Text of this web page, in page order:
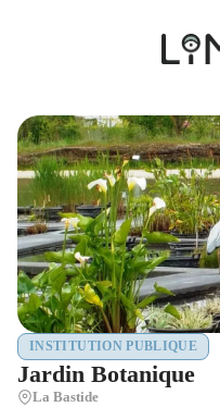
INSTITUTION PUBLIQUE
Jardin Botanique
La Bastide